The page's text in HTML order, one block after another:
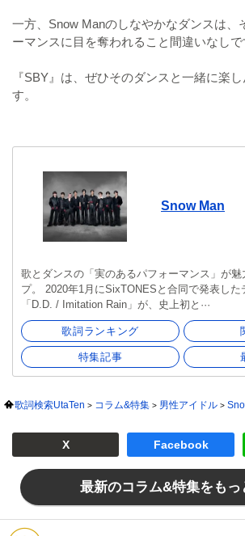
一方、Snow Manのしなやかなダンスは、
ーマンスに目を奪われること間違いなしで
『SBY』は、ぜひそのダンスと一緒に楽
す。
Snow Man
歌とダンスの「実のあるパフォーマンス」が
プ。 2020年1月にSixTONESと合同で発表した
「D.D. / Imitation Rain」が、史上初と···
歌詞ランキング
特集記事
歌詞検索UtaTen コラム&特集 男性アイドル
X Facebook
最新のコラム&特集をもっ